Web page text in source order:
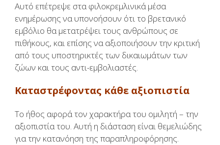
Αυτό επέτρεψε στα φιλοκρεμλινικά μέσα
ενημέρωσης να υπονοήσουν ότι το βρετανικό
εμβόλιο θα μετατρέψει τους ανθρώπους σε
πιθήκους, και επίσης να αξιοποιήσουν την κριτική
από τους υποστηρικτές των δικαιωμάτων των
ζώων και τους αντι-εμβολιαστές.
Καταστρέφοντας κάθε αξιοπιστία
Το ήθος αφορά τον χαρακτήρα του ομιλητή – την
αξιοπιστία του. Αυτή η διάσταση είναι θεμελιώδης
για την κατανόηση της παραπληροφόρησης.